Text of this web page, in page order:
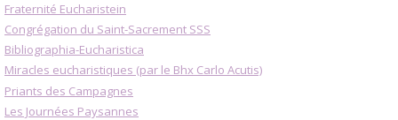
Fraternité Eucharistein
Congrégation du Saint-Sacrement SSS
Bibliographia-Eucharistica
Miracles eucharistiques (par le Bhx Carlo Acutis)
Priants des Campagnes
Les Journées Paysannes